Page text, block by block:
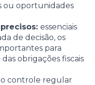
ou oportunidades
essenciais
de decisão, os
para
obrigações fiscais
o controle regular